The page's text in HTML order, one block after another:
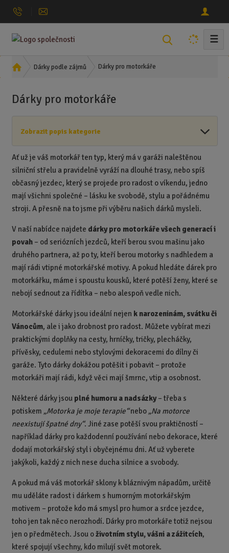
☰
Ú
d
s
r
a
n
Dárky podle zájmů Dárky pro motorkáře
Dárky pro motorkáře
Zobrazit popis kategorie
Ať už je váš motorkář ten typ, který má v garáži naleštěnou
silniční střelu a pravidelně vyráží na dlouhé trasy, nebo spíš
občasný jezdec, který se projede pro radost o víkendu, jedno
mají všichni společné – lásku ke svobodě, stylu a pořádnému
stroji. A přesně na to jsme při výběru našich dárků mysleli.
V naší nabídce najdete dárky pro motorkáře všech generací i
povah– od seriózních jezdců, kteří berou svou mašinu jako
druhého partnera, až po ty, kteří berou motorky s nadhledem a
mají rádi vtipné motorkářské motivy. A pokud hledáte dárek pro
motorkářku, máme i spoustu kousků, které potěší ženy, které se
nebojí sednout za řídítka – nebo alespoň vedle nich.
Motorkářské dárky jsou ideální nejen k narozeninám, svátku či
Vánocům, ale i jako drobnost pro radost. Můžete vybírat mezi
praktickými doplňky na cesty, hrníčky, tričky, plecháčky,
přívěsky, cedulemi nebo stylovými dekoracemi do dílny či
garáže. Tyto dárky dokážou potěšit i pobavit – protože
motorkáři mají rádi, když věci mají šmrnc, vtip a osobnost.
Některé dárky jsou plné humoru a nadsázky– třeba s
potiskem „Motorka je moje terapie“nebo „Na motorce
neexistují špatné dny“. Jiné zase potěší svou praktičností –
například dárky pro každodenní používání nebo dekorace, které
dodají motorkářský styl i obyčejnému dni. Ať už vyberete
jakýkoli, každý z nich nese ducha silnice a svobody.
A pokud má váš motorkář sklony k bláznivým nápadům, určitě
mu uděláte radost i dárkem s humorným motorkářským
motivem – protože kdo má smysl pro humor a srdce jezdce,
toho jen tak něco nerozhodí. Dárky pro motorkáře totiž nejsou
jen o předmětech. Jsou oživotním stylu, vášni a zážitcích,
které spojují všechny, kdo milují svět motorek.